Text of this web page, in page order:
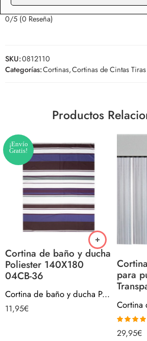
0/5 (0 Reseña)
SKU:0812110
Categorías:Cortinas,Cortinas de Cintas Tiras
Productos
¡Envío
Gratis!
Cortina de baño y ducha
Poliester 140X180
04CB-36
Cortina de baño y ducha Poliester 140X180 04CB-36
11,95€
para
Valorado
con 4.78de
29,95€